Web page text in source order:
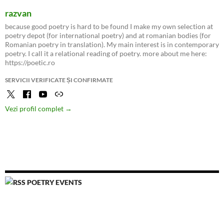
razvan
because good poetry is hard to be found I make my own selection at
poetry depot (for international poetry) and at romanian bodies (for
Romanian poetry in translation). My main interest is in contemporary
poetry. I call it a relational reading of poetry. more about me here:
https://poetic.ro
SERVICII VERIFICATE ȘI CONFIRMATE
Vezi profil complet →
POETRY EVENTS